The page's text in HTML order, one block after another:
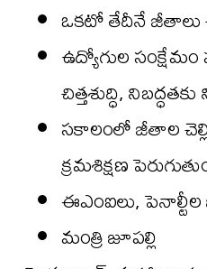
ఒకటో తేదీనే జీతాలు
ఉద్యోగుల సంక్షేమం
చిత్త‌శుద్ధి,
సకాలంలో జీతాల
క్ర‌మ‌శిక్ష‌ణ
ఈఎంఐలు,
మంత్రి జూపల్లి